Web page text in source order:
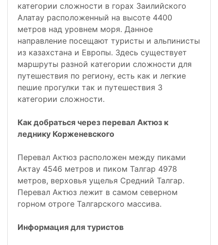
категории сложности в горах Заилийского
Алатау расположенный на высоте 4400
метров над уровнем моря. Данное
направление посещают туристы и альпинисты
из казахстана и Европы. Здесь существует
маршруты разной категории сложности для
путешествия по региону, есть как и легкие
пешие прогулки так и путешествия 3
категории сложности.
Как добраться через перевал Актюз к
леднику Корженевского
Перевал Актюз расположен между пиками
Актау 4546 метров и пиком Талгар 4978
метров, верховья ущелья Средний Талгар.
Перевал Актюз лежит в самом северном
горном отроге Талгарского массива.
Информация для туристов